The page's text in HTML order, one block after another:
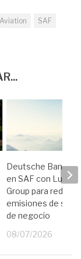
SAF
Deutsche Bank
en SAF con
Group para reducir
emisiones de sus
de negocio
08/07/2026